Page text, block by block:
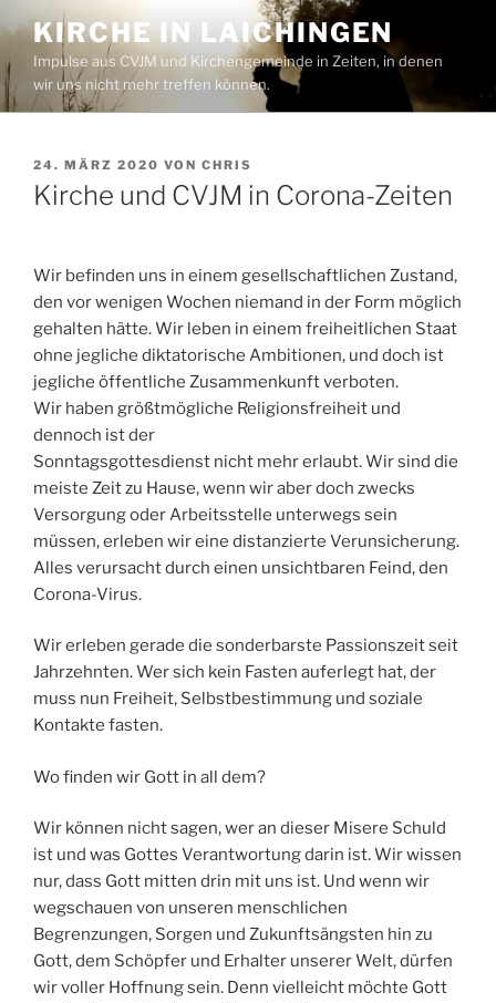
Inhalt
springen
KIRCHE IN LAICHINGEN
Impulse aus CVJM und Kirchengemeinde in Zeiten, in denen
wir uns nicht mehr treffen können.
VERÖFFENTLICHT
AM
24. MÄRZ 2020 VON CHRIS
Kirche und CVJM in Corona-Zeiten
Wir befinden uns in einem gesellschaftlichen Zustand,
den vor wenigen Wochen niemand in der Form möglich
gehalten hätte. Wir leben in einem freiheitlichen Staat
ohne jegliche diktatorische Ambitionen, und doch ist
jegliche öffentliche Zusammenkunft verboten.
Wir haben größtmögliche Religionsfreiheit und
dennoch ist der
Sonntagsgottesdienst nicht mehr erlaubt. Wir sind die
meiste Zeit zu Hause, wenn wir aber doch zwecks
Versorgung oder Arbeitsstelle unterwegs sein
müssen, erleben wir eine distanzierte Verunsicherung.
Alles verursacht durch einen unsichtbaren Feind, den
Corona-Virus.
Wir erleben gerade die sonderbarste Passionszeit seit
Jahrzehnten. Wer sich kein Fasten auferlegt hat, der
muss nun Freiheit, Selbstbestimmung und soziale
Kontakte fasten.
Wo finden wir Gott in all dem?
Wir können nicht sagen, wer an dieser Misere Schuld
ist und was Gottes Verantwortung darin ist. Wir wissen
nur, dass Gott mitten drin mit uns ist. Und wenn wir
wegschauen von unseren menschlichen
Begrenzungen, Sorgen und Zukunftsängsten hin zu
Gott, dem Schöpfer und Erhalter unserer Welt, dürfen
wir voller Hoffnung sein. Denn vielleicht möchte Gott